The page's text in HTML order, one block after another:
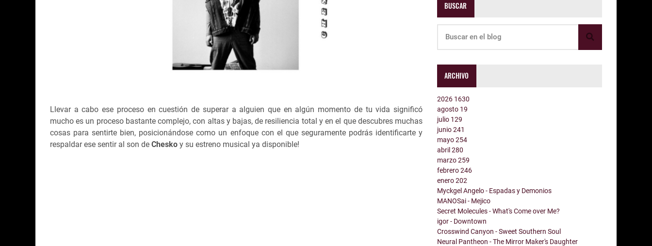
Llevar a cabo ese proceso en cuestión de superar a alguien que en algún momento de tu vida significó
mucho es un proceso bastante complejo, con altas y bajas, de resiliencia total y en el que descubres muchas
cosas para sentirte bien, posicionándose como un enfoque con el que seguramente podrás identificarte y
respaldar ese sentir al son de Chesko y su estreno musical ya disponible!
BUSCAR
ARCHIVO
2026 1630
agosto 19
julio 129
junio241
mayo254
abril280
marzo259
febrero246
enero202
Myckgel Angelo - Espadas y Demonios
MANOSai - Mejico
Secret Molecules - What's Come over Me?
igor - Downtown
Crosswind Canyon - Sweet Southern Soul
Neural Pantheon - The Mirror Maker's Daughter